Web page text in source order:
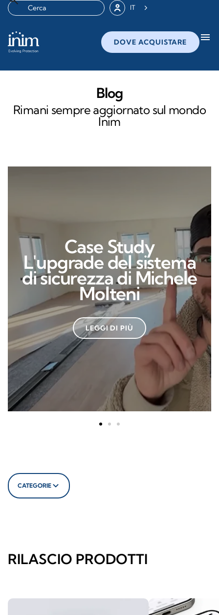
IT
DOVE ACQUISTARE menu
Blog
Rimani sempre aggiornato sul mondo
Inim
Case Study
L'upgrade del sistema
di sicurezza di Michele
Molteni
LEGGI DI PIÙ
CATEGORIE
RILASCIO PRODOTTI